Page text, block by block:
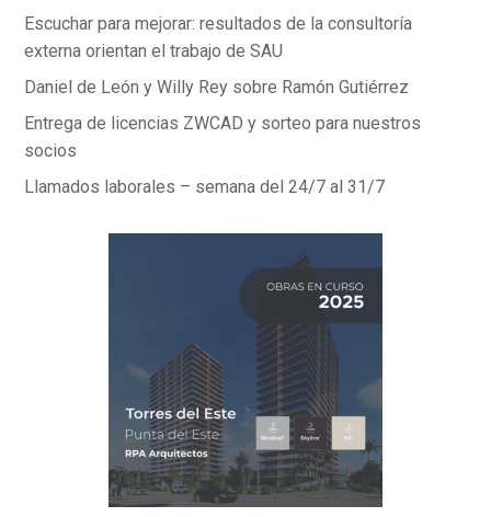
Escuchar para mejorar: resultados de la consultoría
externa orientan el trabajo de SAU
Daniel de León y Willy Rey sobre Ramón Gutiérrez
Entrega de licencias ZWCAD y sorteo para nuestros
socios
Llamados laborales – semana del 24/7 al 31/7